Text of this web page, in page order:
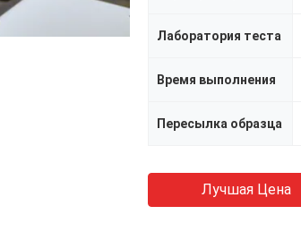
Лаборатория теста
Время выполнения
Пересылка образца
Лучшая Цена